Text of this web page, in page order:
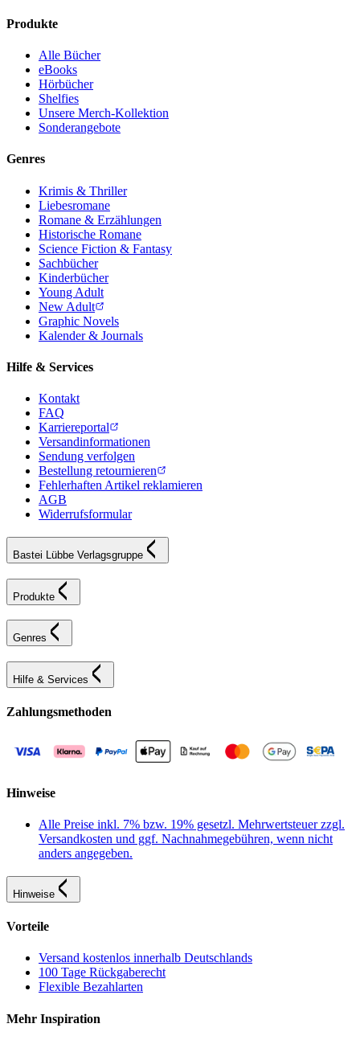
Produkte
Alle Bücher
eBooks
Hörbücher
Shelfies
Unsere Merch-Kollektion
Sonderangebote
Genres
Krimis & Thriller
Liebesromane
Romane & Erzählungen
Historische Romane
Science Fiction & Fantasy
Sachbücher
Kinderbücher
Young Adult
New Adult
Graphic Novels
Kalender & Journals
Hilfe & Services
Kontakt
FAQ
Karriereportal
Versandinformationen
Sendung verfolgen
Bestellung retournieren
Fehlerhaften Artikel reklamieren
AGB
Widerrufsformular
Bastei Lübbe Verlagsgruppe
Produkte
Genres
Hilfe & Services
Zahlungsmethoden
Hinweise
Alle Preise inkl. 7% bzw. 19% gesetzl. Mehrwertsteuer zzgl.
Versandkosten und ggf. Nachnahmegebühren, wenn nicht
anders angegeben.
Hinweise
Vorteile
Versand kostenlos innerhalb Deutschlands
100 Tage Rückgaberecht
Flexible Bezahlarten
Mehr Inspiration